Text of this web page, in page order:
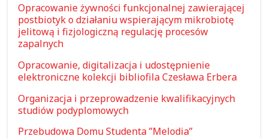
Opracowanie żywności funkcjonalnej zawierającej
postbiotyk o działaniu wspierającym mikrobiotę
jelitową i fizjologiczną regulację procesów
zapalnych
Opracowanie, digitalizacja i udostępnienie
elektroniczne kolekcji bibliofila Czesława Erbera
Organizacja i przeprowadzenie kwalifikacyjnych
studiów podyplomowych
Przebudowa Domu Studenta ”Melodia”